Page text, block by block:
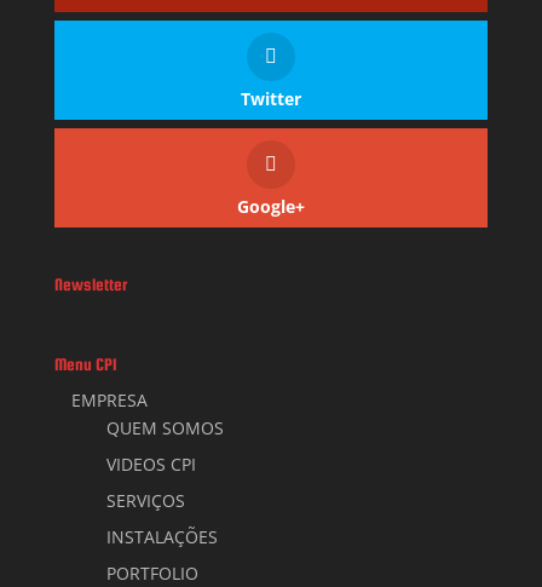
Twitter
Google+
Newsletter
Menu CPI
EMPRESA
QUEM SOMOS
VIDEOS CPI
SERVIÇOS
INSTALAÇÕES
PORTFOLIO